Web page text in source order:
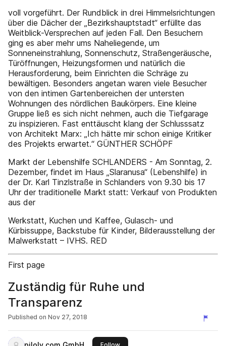
voll vorgeführt. Der Rundblick in drei Himmelsrichtungen
über die Dächer der „Bezirkshauptstadt“ erfüllte das
Weitblick-Versprechen auf jeden Fall. Den Besuchern
ging es aber mehr ums Naheliegende, um
Sonneneinstrahlung, Sonnenschutz, Straßengeräusche,
Türöffnungen, Heizungsformen und natürlich die
Herausforderung, beim Einrichten die Schräge zu
bewältigen. Besonders angetan waren viele Besucher
von den intimen Gartenbereichen der untersten
Wohnungen des nördlichen Baukörpers. Eine kleine
Gruppe ließ es sich nicht nehmen, auch die Tiefgarage
zu inspizieren. Fast enttäuscht klang der Schlusssatz
von Architekt Marx: „Ich hätte mir schon einige Kritiker
des Projekts erwartet.“ GÜNTHER SCHÖPF
Markt der Lebenshilfe SCHLANDERS - Am Sonntag, 2.
Dezember, findet im Haus „Slaranusa“ (Lebenshilfe) in
der Dr. Karl Tinzlstraße in Schlanders von 9.30 bis 17
Uhr der traditionelle Markt statt: Verkauf von Produkten
aus der
Werkstatt, Kuchen und Kaffee, Gulasch- und
Kürbissuppe, Backstube für Kinder, Bilderausstellung der
Malwerkstatt – IVHS. RED
First page
Zuständig für Ruhe und
Transparenz
Published on Nov 27, 2018
this publisher